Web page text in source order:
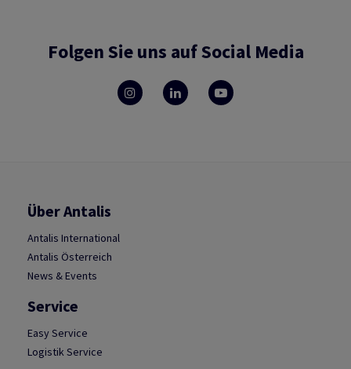
Folgen Sie uns auf Social Media
Über Antalis
Antalis International
Antalis Österreich
News & Events
Service
Easy Service
Logistik Service